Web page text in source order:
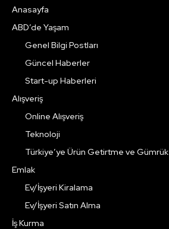
Anasayfa
ABD’de Yaşam
Genel Bilgi Postları
Güncel Haberler
Start-up Haberleri
Alışveriş
Online Alışveriş
Teknoloji
Türkiye’ye Ürün Getirtme ve Gümrük
Emlak
Ev/İşyeri Kiralama
Ev/İşyeri Satın Alma
İş Kurma